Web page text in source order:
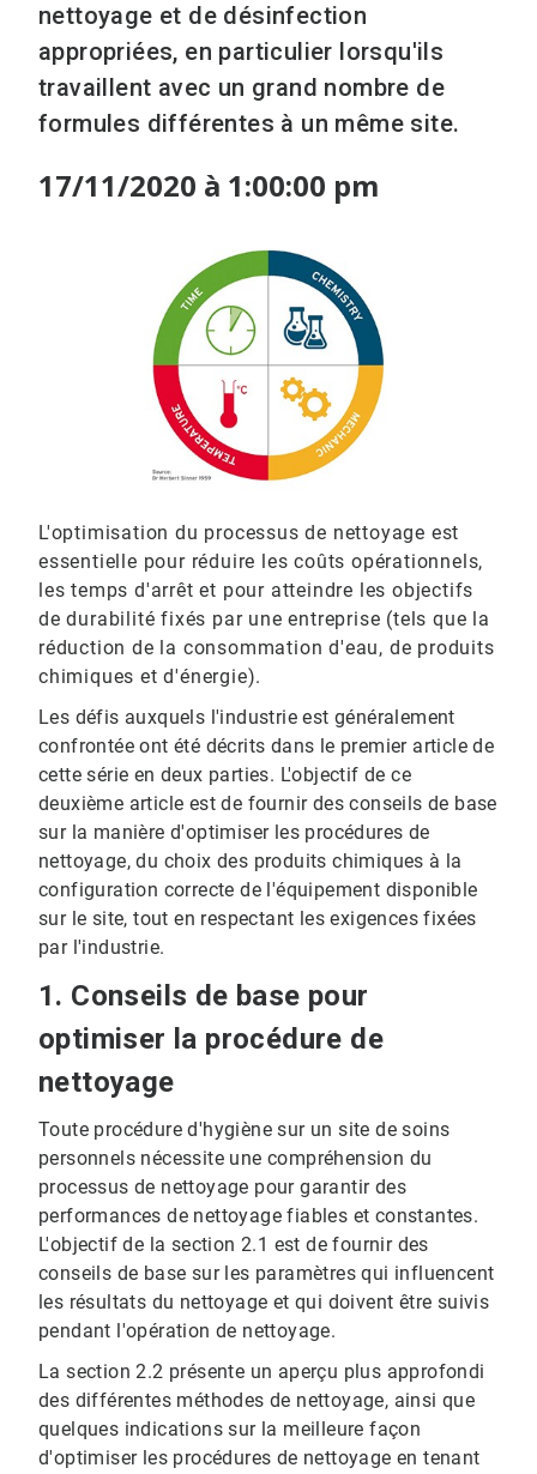
nettoyage et de désinfection
appropriées, en particulier lorsqu'ils
travaillent avec un grand nombre de
formules différentes à un même site.
17/11/2020 à 1:00:00 pm
L'optimisation du processus de nettoyage est
essentielle pour réduire les coûts opérationnels,
les temps d'arrêt et pour atteindre les objectifs
de durabilité fixés par une entreprise (tels que la
réduction de la consommation d'eau, de produits
chimiques et d'énergie).
Les défis auxquels l'industrie est généralement
confrontée ont été décrits dans le premier article de
cette série en deux parties. L'objectif de ce
deuxième article est de fournir des conseils de base
sur la manière d'optimiser les procédures de
nettoyage, du choix des produits chimiques à la
configuration correcte de l'équipement disponible
sur le site, tout en respectant les exigences fixées
par l'industrie.
1. Conseils de base pour
optimiser la procédure de
nettoyage
Toute procédure d'hygiène sur un site de soins
personnels nécessite une compréhension du
processus de nettoyage pour garantir des
performances de nettoyage fiables et constantes.
L'objectif de la section 2.1 est de fournir des
conseils de base sur les paramètres qui influencent
les résultats du nettoyage et qui doivent être suivis
pendant l'opération de nettoyage.
La section 2.2 présente un aperçu plus approfondi
des différentes méthodes de nettoyage, ainsi que
quelques indications sur la meilleure façon
d'optimiser les procédures de nettoyage en tenant